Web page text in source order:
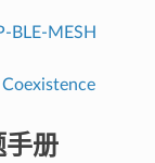
BLE-MESH
册